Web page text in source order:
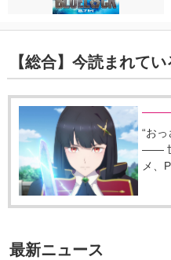
【総合】今読まれて
“お
――
メ、
最新ニュース